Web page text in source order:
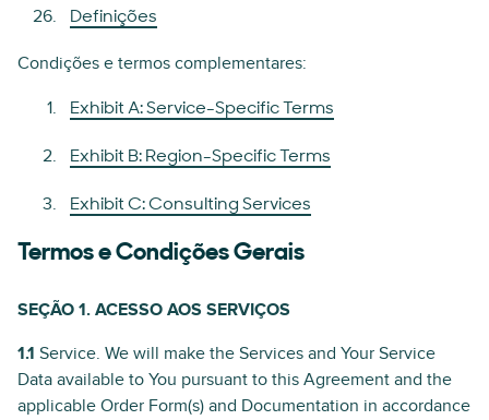
Definições
Condições e termos complementares:
Exhibit A: Service-Specific Terms
Exhibit B: Region-Specific Terms
Exhibit C: Consulting Services
Termos e Condições Gerais
SEÇÃO 1. ACESSO AOS SERVIÇOS
1.1 Service. We will make the Services and Your Service
Data available to You pursuant to this Agreement and the
applicable Order Form(s) and Documentation in accordance